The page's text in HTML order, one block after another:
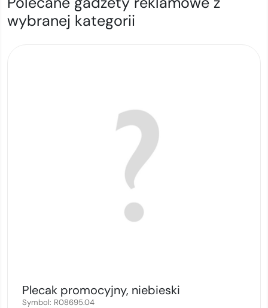
wybranej kategorii
Plecak promocyjny, niebieski
Symbol: R08695.04